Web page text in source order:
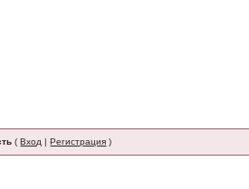
(Вход |Регистрация )